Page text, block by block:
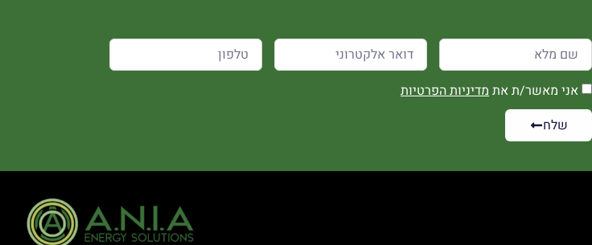
אני מאשר/ת אתמדיניות הפרטיות
שלח